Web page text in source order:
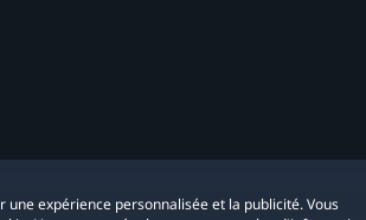
expérience personnalisée et la publicité. Vous